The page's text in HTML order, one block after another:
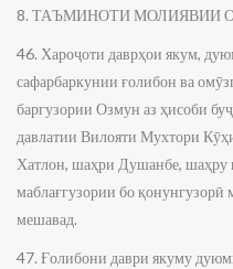
8. ТАЪМИНОТИ МОЛИЯВИИ
46. Хароҷоти даврҳои якум,
сафарбаркунии ғолибон ва
баргузории Озмун аз ҳисоби
давлатии Вилояти Мухтори
Хатлон, шаҳри Душанбе, шаҳру
маблағгузории бо қонунгузорӣ
мешавад.
47. Ғолибони даври якуму